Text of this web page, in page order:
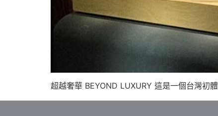
超越奢華 BEYOND LUXURY 這是一個台灣初